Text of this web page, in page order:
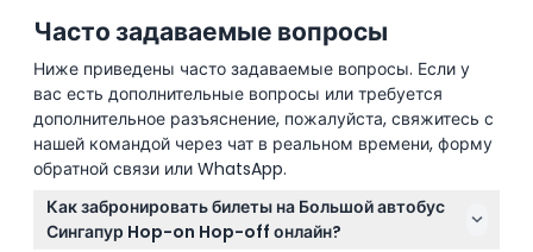
Часто задаваемые вопросы
Ниже приведены часто задаваемые вопросы. Если у
вас есть дополнительные вопросы или требуется
дополнительное разъяснение, пожалуйста, свяжитесь с
нашей командой через чат в реальном времени, форму
обратной связи или WhatsApp.
Как забронировать билеты на Большой автобус
Сингапур Hop-on Hop-off онлайн?